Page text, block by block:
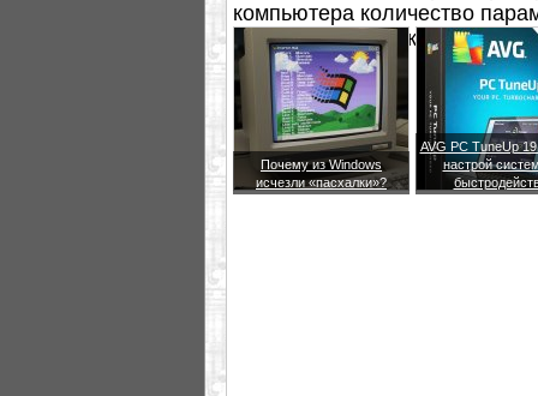
компьютера количество
инсталляции язык
Почему из Windows
исчезли «пасхалки»?
AVG PC TuneUp
настрой